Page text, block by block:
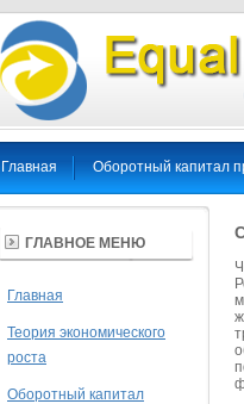
Главная Оборотный капитал
ГЛАВНОЕ МЕНЮ
Главная
Теория экономического
роста
Оборотный капитал